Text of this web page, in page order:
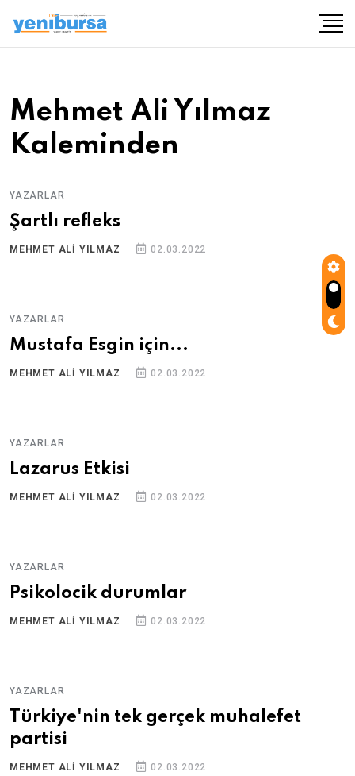
Mehmet Ali Yılmaz
Kaleminden
YAZARLAR
Şartlı refleks
MEHMET ALI YILMAZ 02.03.2022
YAZARLAR
Mustafa Esgin için...
MEHMET ALI YILMAZ 02.03.2022
YAZARLAR
Lazarus Etkisi
MEHMET ALI YILMAZ 02.03.2022
YAZARLAR
Psikolocik durumlar
MEHMET ALI YILMAZ 02.03.2022
YAZARLAR
Türkiye'nin tek gerçek muhalefet
partisi
MEHMET ALI YILMAZ 02.03.2022